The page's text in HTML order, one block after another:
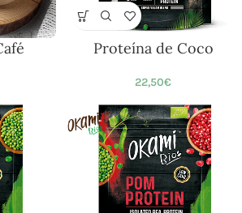
Proteína de Coco
22,50€